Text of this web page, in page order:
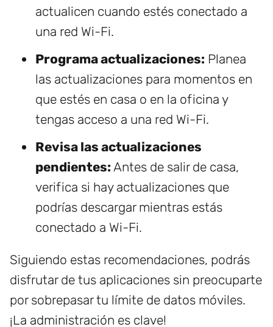
actualicen cuando estés conectado a
una red Wi-Fi.
Programa actualizaciones: Planea
las actualizaciones para momentos en
que estés en casa o en la oficina y
tengas acceso a una red Wi-Fi.
Revisa las actualizaciones
pendientes: Antes de salir de casa,
verifica si hay actualizaciones que
podrías descargar mientras estás
conectado a Wi-Fi.
Siguiendo estas recomendaciones, podrás
disfrutar de tus aplicaciones sin preocuparte
por sobrepasar tu límite de datos móviles.
¡La administración es clave!